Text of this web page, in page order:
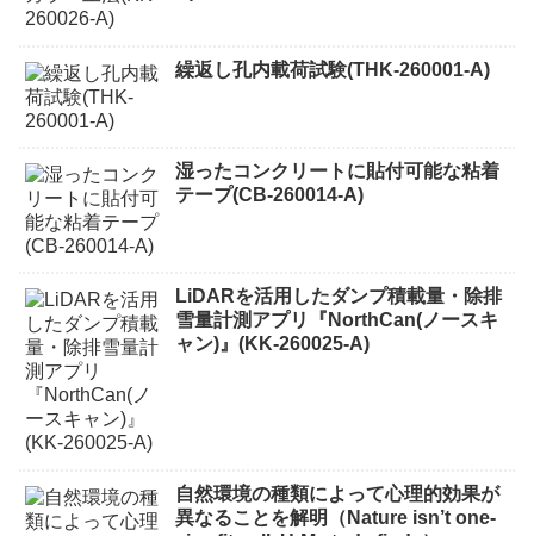
繰返し孔内載荷試験(THK-260001-A)
湿ったコンクリートに貼付可能な粘着
テープ(CB-260014-A)
LiDARを活用したダンプ積載量・除排
雪量計測アプリ『NorthCan(ノースキ
ャン)』(KK-260025-A)
自然環境の種類によって心理的効果が
異なることを解明（Nature isn’t one-